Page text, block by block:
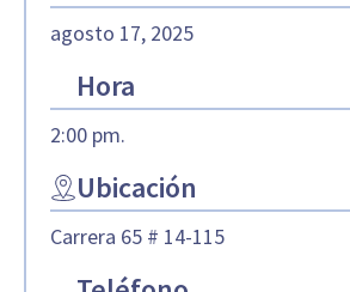
agosto 17, 2025
Hora
2:00 pm.
Ubicación
Carrera 65 # 14-115